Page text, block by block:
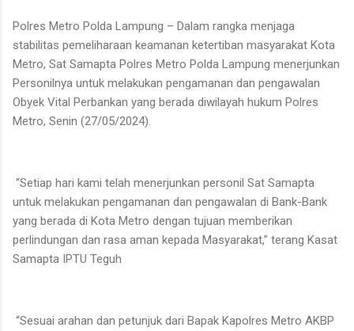
Polres Metro Polda Lampung – Dalam rangka menjaga
stabilitas pemeliharaan keamanan ketertiban masyarakat Kota
Metro, Sat Samapta Polres Metro Polda Lampung menerjunkan
Personilnya untuk melakukan pengamanan dan pengawalan
Obyek Vital Perbankan yang berada diwilayah hukum Polres
Metro, Senin (27/05/2024).
“Setiap hari kami telah menerjunkan personil Sat Samapta
untuk melakukan pengamanan dan pengawalan di Bank-Bank
yang berada di Kota Metro dengan tujuan memberikan
perlindungan dan rasa aman kepada Masyarakat,” terang Kasat
Samapta IPTU Teguh
“Sesuai arahan dan petunjuk dari Bapak Kapolres Metro AKBP